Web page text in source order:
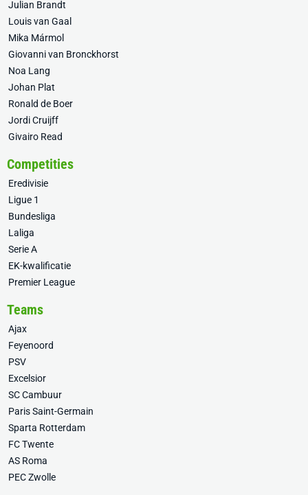
Julian Brandt
Louis van Gaal
Mika Mármol
Giovanni van Bronckhorst
Noa Lang
Johan Plat
Ronald de Boer
Jordi Cruijff
Givairo Read
Competities
Eredivisie
Ligue 1
Bundesliga
Laliga
Serie A
EK-kwalificatie
Premier League
Teams
Ajax
Feyenoord
PSV
Excelsior
SC Cambuur
Paris Saint-Germain
Sparta Rotterdam
FC Twente
AS Roma
PEC Zwolle